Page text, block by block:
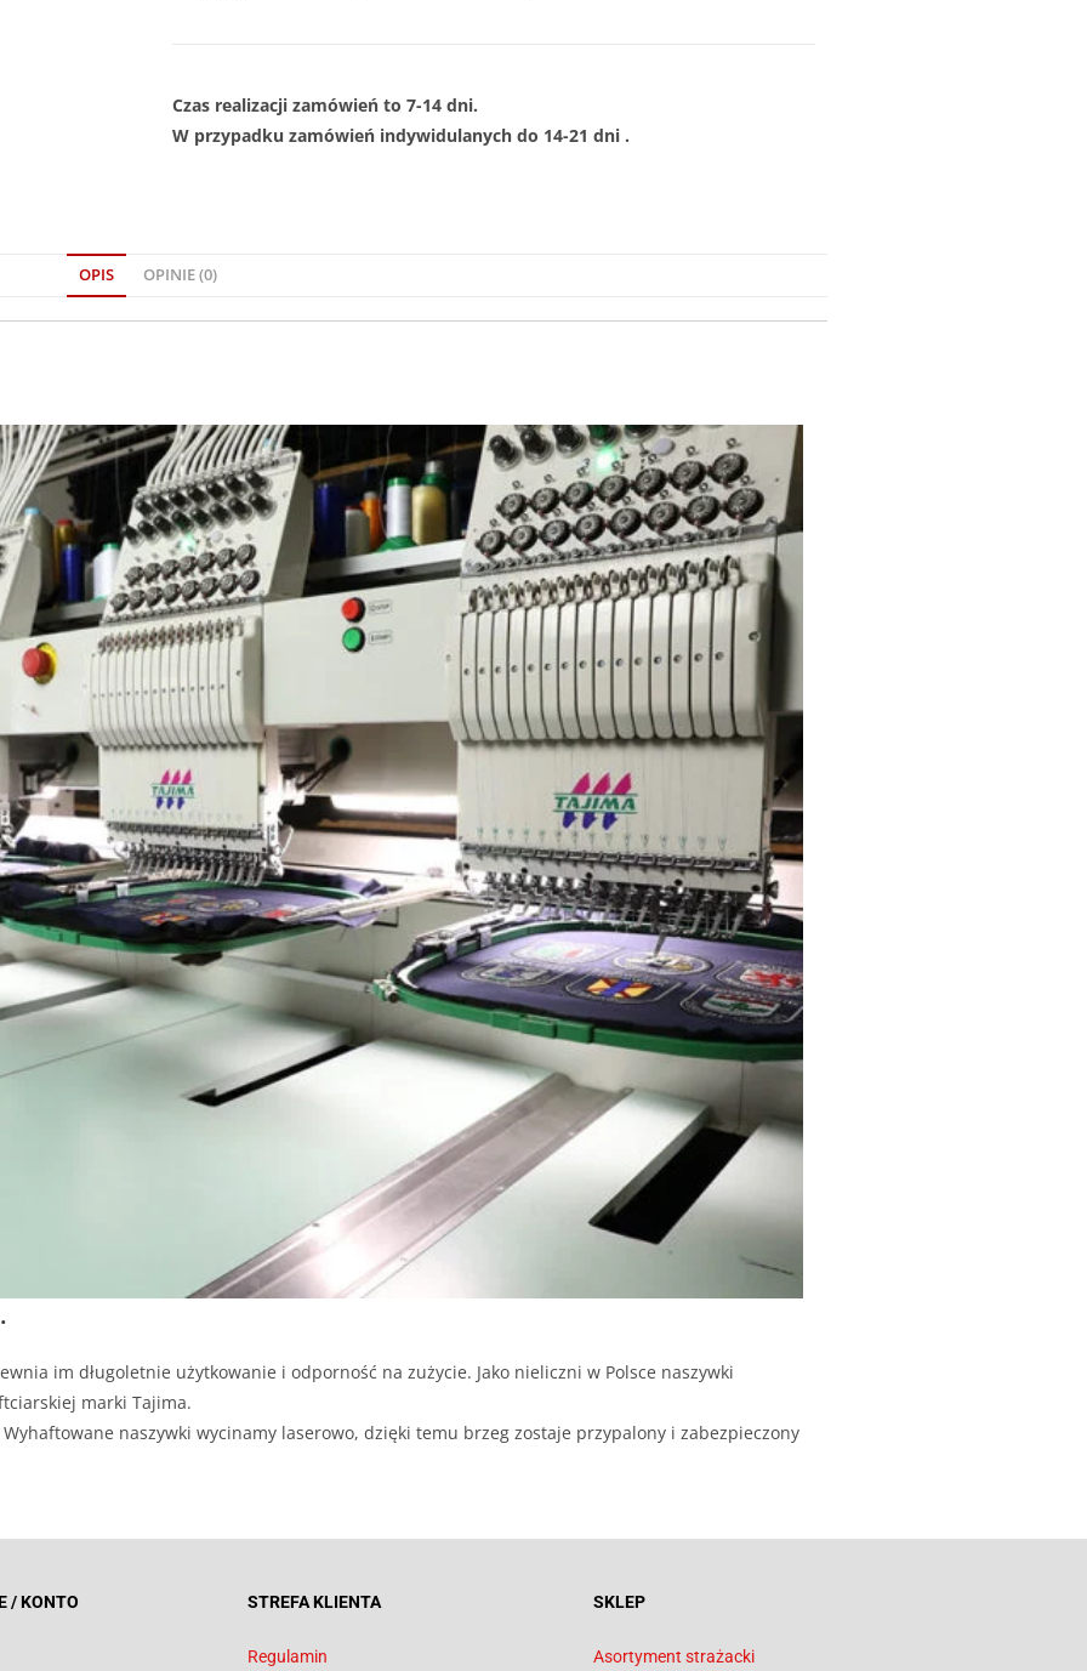
Czas realizacji zamówień to 7-14 dni.
W przypadku zamówień indywidulanych do 14-21 dni .
OPIS OPINIE (0)
im długoletnie użytkowanie i odporność na zużycie. Jako nieliczni w Polsce naszywki
marki Tajima.
naszywki wycinamy laserowo, dzięki temu brzeg zostaje przypalony i zabezpieczony
/ KONTO STREFA KLIENTA
Regulamin
SKLEP
Asortyment strażacki